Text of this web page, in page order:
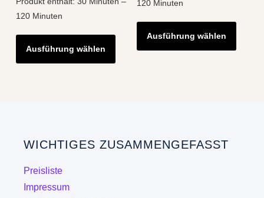
120 Minuten
Ausführung wählen
Dieses
Produkt
weist
Optionen
120 Minuten
Ausführung wählen
weist
WICHTIGES ZUSAMMENGEFASST
Preisliste
Impressum